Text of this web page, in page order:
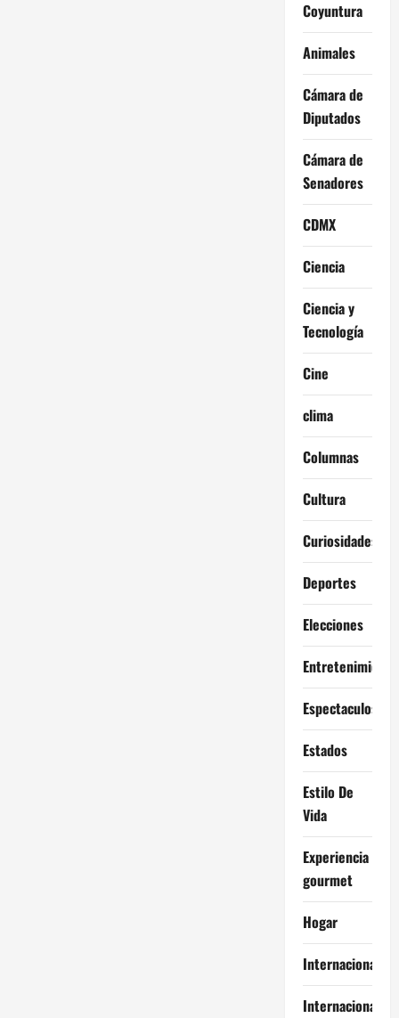
Coyuntura
Animales
Cámara de
Diputados
Cámara de
Senadores
CDMX
Ciencia
Ciencia y
Tecnología
Cine
clima
Columnas
Cultura
Curiosidades
Deportes
Elecciones
Entretenimiento
Espectaculos
Estados
Estilo De
Vida
Experiencia
gourmet
Hogar
Internacional
Internacionales